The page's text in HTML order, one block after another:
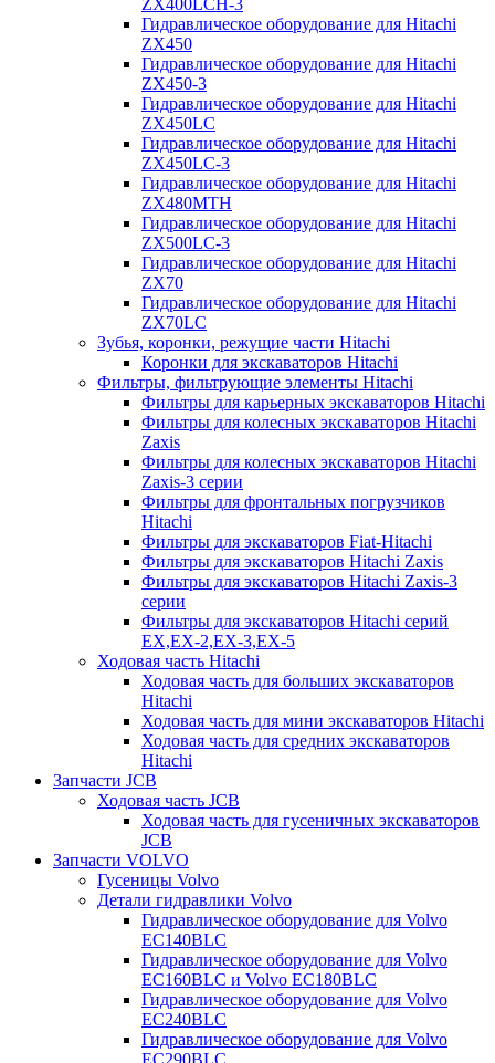
ZX400LCH-3
Гидравлическое оборудование для Hitachi
ZX450
Гидравлическое оборудование для Hitachi
ZX450-3
Гидравлическое оборудование для Hitachi
ZX450LC
Гидравлическое оборудование для Hitachi
ZX450LC-3
Гидравлическое оборудование для Hitachi
ZX480MTH
Гидравлическое оборудование для Hitachi
ZX500LC-3
Гидравлическое оборудование для Hitachi
ZX70
Гидравлическое оборудование для Hitachi
ZX70LC
Зубья, коронки, режущие части Hitachi
Коронки для экскаваторов Hitachi
Фильтры, фильтрующие элементы Hitachi
Фильтры для карьерных экскаваторов Hitachi
Фильтры для колесных экскаваторов Hitachi
Zaxis
Фильтры для колесных экскаваторов Hitachi
Zaxis-3 серии
Фильтры для фронтальных погрузчиков
Hitachi
Фильтры для экскаваторов Fiat-Hitachi
Фильтры для экскаваторов Hitachi Zaxis
Фильтры для экскаваторов Hitachi Zaxis-3
серии
Фильтры для экскаваторов Hitachi серий
EX,EX-2,EX-3,EX-5
Ходовая часть Hitachi
Ходовая часть для больших экскаваторов
Hitachi
Ходовая часть для мини экскаваторов Hitachi
Ходовая часть для средних экскаваторов
Hitachi
Запчасти JCB
Ходовая часть JCB
Ходовая часть для гусеничных экскаваторов
JCB
Запчасти VOLVO
Гусеницы Volvo
Детали гидравлики Volvo
Гидравлическое оборудование для Volvo
EC140BLC
Гидравлическое оборудование для Volvo
EC160BLC и Volvo EC180BLC
Гидравлическое оборудование для Volvo
EC240BLC
Гидравлическое оборудование для Volvo
EC290BLC